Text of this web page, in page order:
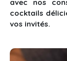
avec nos
cocktails
vos invités.